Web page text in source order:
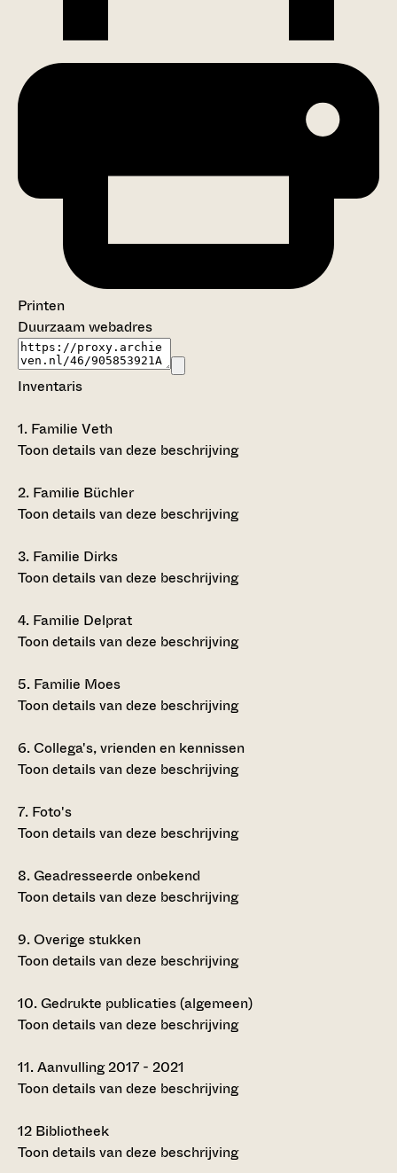
Printen
Duurzaam webadres
Inventaris
1. Familie Veth
Toon details van deze beschrijving
2. Familie Büchler
Toon details van deze beschrijving
3. Familie Dirks
Toon details van deze beschrijving
4. Familie Delprat
Toon details van deze beschrijving
5. Familie Moes
Toon details van deze beschrijving
6.Collega's, vrienden en kennissen
Toon details van deze beschrijving
7. Foto's
Toon details van deze beschrijving
8.Geadresseerde onbekend
Toon details van deze beschrijving
9.Overige stukken
Toon details van deze beschrijving
10.Gedrukte publicaties (algemeen)
Toon details van deze beschrijving
11.Aanvulling 2017 - 2021
Toon details van deze beschrijving
12 Bibliotheek
Toon details van deze beschrijving